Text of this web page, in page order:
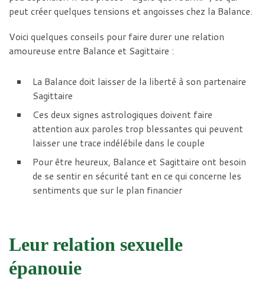
peut créer quelques tensions et angoisses chez la Balance.
Voici quelques conseils pour faire durer une relation
amoureuse entre Balance et Sagittaire :
La Balance doit laisser de la liberté à son partenaire
Sagittaire
Ces deux signes astrologiques doivent faire
attention aux paroles trop blessantes qui peuvent
laisser une trace indélébile dans le couple
Pour être heureux, Balance et Sagittaire ont besoin
de se sentir en sécurité tant en ce qui concerne les
sentiments que sur le plan financier
Leur relation sexuelle
épanouie